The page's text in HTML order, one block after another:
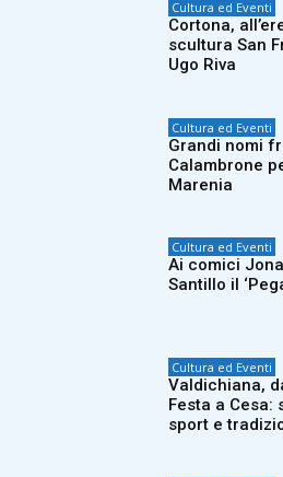
Cultura ed Eventi
Cortona,
scultura San
Ugo Riva
Cultura ed Eventi
Grandi nomi
Calambrone
Marenia
Cultura ed Eventi
Ai comici
Santillo il
Cultura ed Eventi
Valdichiana,
Festa a Cesa:
sport e